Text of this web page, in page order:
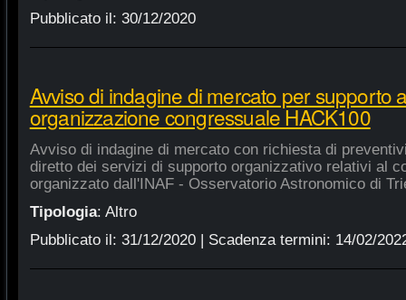
Pubblicato il: 30/12/2020
Avviso di indagine di mercato per supporto
organizzazione congressuale HACK100
Avviso di indagine di mercato con richiesta di
diretto dei servizi di supporto organizzativo relativi al
organizzato dall'INAF - Osservatorio Astronomico di
Tipologia: Altro
Pubblicato il: 31/12/2020| Scadenza termini: 14/02/